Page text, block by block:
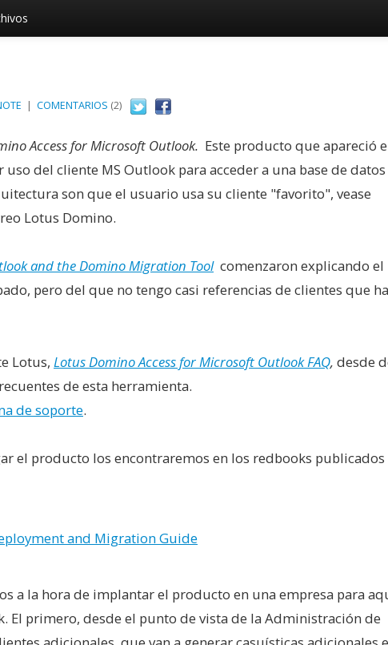
| COMENTARIOS (2)
Access for Microsoft Outlook. Este producto que apareció
del cliente MS Outlook para acceder a una base de
son que el usuario usa su cliente "favorito", vease
Lotus Domino.
and the Domino Migration Tool comenzaron explicando el
pero del que no tengo casi referencias de clientes que
Lotus, Lotus Domino Access for Microsoft Outlook FAQ, desde
de esta herramienta.
de soporte.
el producto los encontraremos en los redbooks
and Migration Guide
a la hora de implantar el producto en una empresa para
El primero, desde el punto de vista de la Administración de